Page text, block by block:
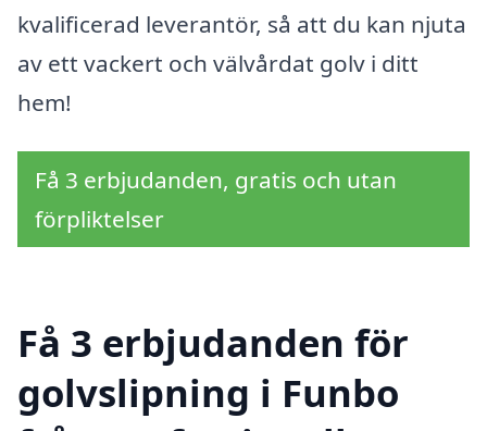
kvalificerad leverantör, så att du kan njuta
av ett vackert och välvårdat golv i ditt
hem!
Få 3 erbjudanden, gratis och utan
förpliktelser
Få 3 erbjudanden för
golvslipning i Funbo